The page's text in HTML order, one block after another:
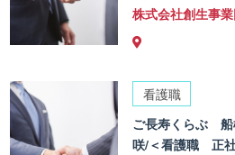
株式会社創生事
看護職
ご長寿くらぶ 船
咲/＜看護職 正